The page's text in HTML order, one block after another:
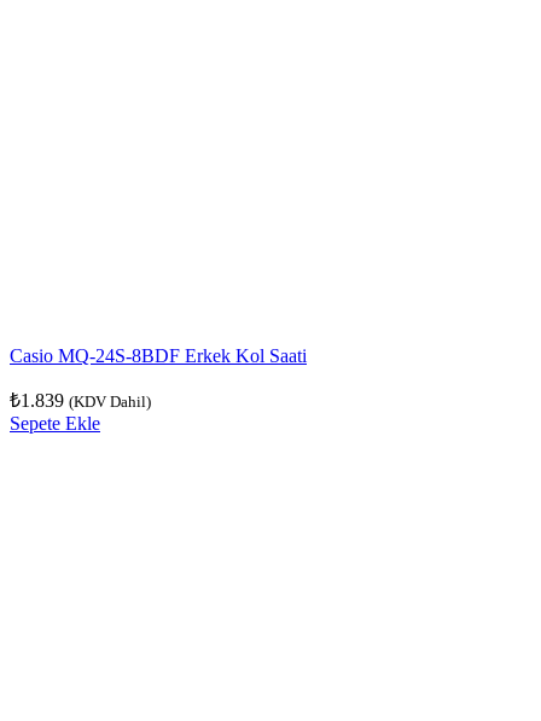
Casio MQ-24S-8BDF Erkek Kol Saati
₺1.839 (KDV Dahil)
Sepete Ekle